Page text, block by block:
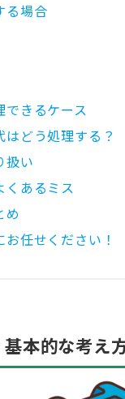
る場合
きるケース
どう処理する？
扱い
くあるミス
め
任せください！
本的な考え